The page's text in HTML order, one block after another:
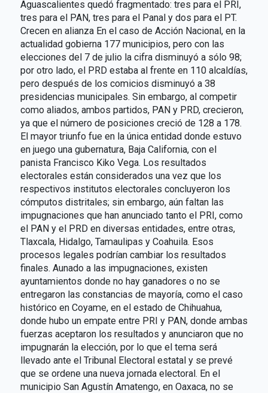
Aguascalientes quedó fragmentado: tres para el PRI,
tres para el PAN, tres para el Panal y dos para el PT.
Crecen en alianza En el caso de Acción Nacional, en la
actualidad gobierna 177 municipios, pero con las
elecciones del 7 de julio la cifra disminuyó a sólo 98;
por otro lado, el PRD estaba al frente en 110 alcaldías,
pero después de los comicios disminuyó a 38
presidencias municipales. Sin embargo, al competir
como aliados, ambos partidos, PAN y PRD, crecieron,
ya que el número de posiciones creció de 128 a 178.
El mayor triunfo fue en la única entidad donde estuvo
en juego una gubernatura, Baja California, con el
panista Francisco Kiko Vega. Los resultados
electorales están considerados una vez que los
respectivos institutos electorales concluyeron los
cómputos distritales; sin embargo, aún faltan las
impugnaciones que han anunciado tanto el PRI, como
el PAN y el PRD en diversas entidades, entre otras,
Tlaxcala, Hidalgo, Tamaulipas y Coahuila. Esos
procesos legales podrían cambiar los resultados
finales. Aunado a las impugnaciones, existen
ayuntamientos donde no hay ganadores o no se
entregaron las constancias de mayoría, como el caso
histórico en Coyame, en el estado de Chihuahua,
donde hubo un empate entre PRI y PAN, donde ambas
fuerzas aceptaron los resultados y anunciaron que no
impugnarán la elección, por lo que el tema será
llevado ante el Tribunal Electoral estatal y se prevé
que se ordene una nueva jornada electoral. En el
municipio San Agustín Amatengo, en Oaxaca, no se